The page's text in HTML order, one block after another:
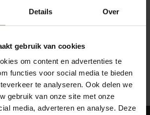
Details Over
gebruik van cookies
om content en advertenties te
functies voor social media te bieden
te analyseren. Ook delen we
gebruik van onze site met onze
media, adverteren en analyse. Deze
pagina